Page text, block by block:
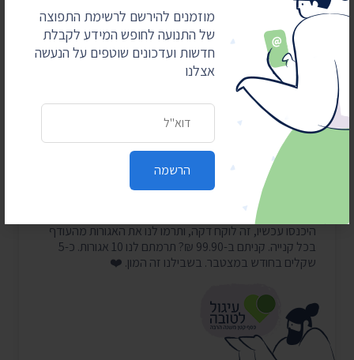
מוזמנים להירשם לרשימת התפוצה
של התנועה לחופש המידע לקבלת
חדשות ועדכונים שוטפים על הנעשה
אצלנו
הרשמה
פורסם תחת:
חדשות
אור סדן, מפעל הפיס
עזרו לנו להמשיך להילחם על המידע
בואו לעגל לטובה לתנועה
היכנסו עכשיו, זה לוקח דקה, ותרמו לנו את האגורות מהעודף
בכל קנייה. קניתם ב-99.90 ₪? תרמתם לנו 10 אגורות. כ-5
שקלים בחודש במצטבר. בשבילנו זה המון. ❤️